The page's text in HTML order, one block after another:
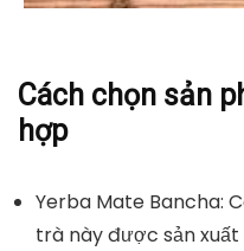
Cách chọn sản
hợp
Yerba Mate Bancha:
trà này được sản